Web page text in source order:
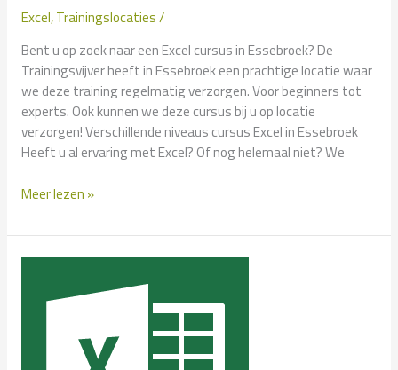
Excel,Trainingslocaties/
Bent u op zoek naar een Excel cursus in Essebroek? De
Trainingsvijver heeft in Essebroek een prachtige locatie waar
we deze training regelmatig verzorgen. Voor beginners tot
experts. Ook kunnen we deze cursus bij u op locatie
verzorgen! Verschillende niveaus cursus Excel in Essebroek
Heeft u al ervaring met Excel? Of nog helemaal niet? We
Cursus
in
Essebroek?
Klassikaal
Incompany
Meer lezen »